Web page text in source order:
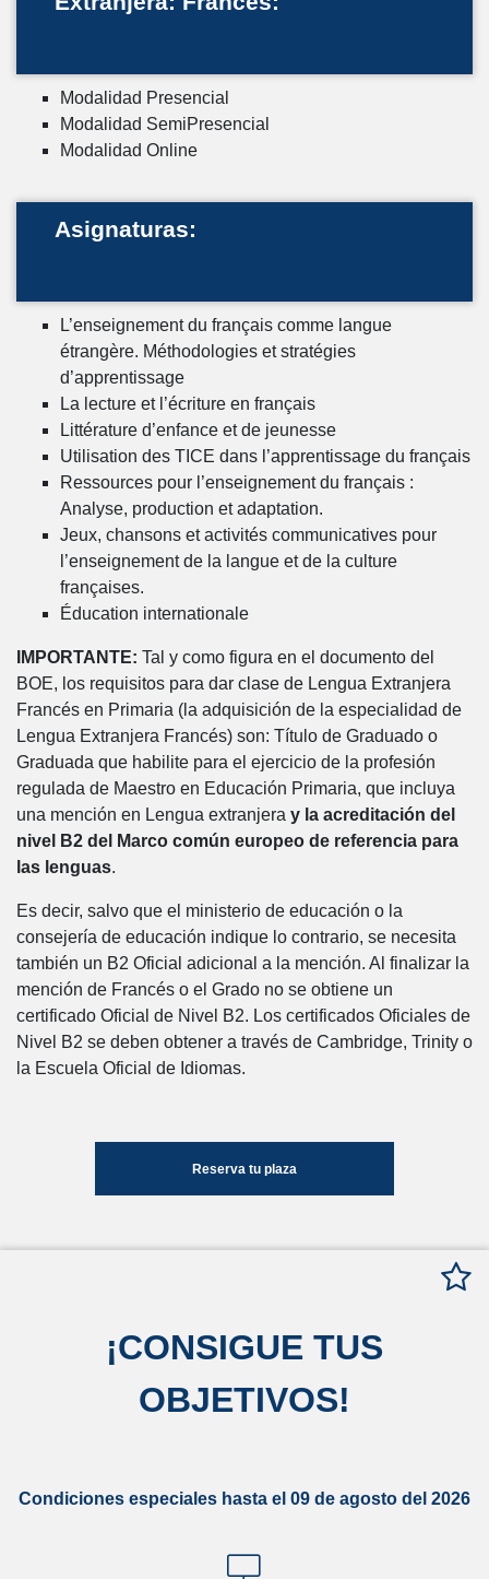
Modalidad Presencial
Modalidad SemiPresencial
Modalidad Online
Asignaturas:
L’enseignement du français comme langue
étrangère. Méthodologies et stratégies
d’apprentissage
La lecture et l’écriture en français
Littérature d’enfance et de jeunesse
Utilisation des TICE dans l’apprentissage du français
Ressources pour l’enseignement du français :
Analyse, production et adaptation.
Jeux, chansons et activités communicatives pour
l’enseignement de la langue et de la culture
françaises.
Éducation internationale
IMPORTANTE: Tal y como figura en el documento del
BOE, los requisitos para dar clase de Lengua Extranjera
Francés en Primaria (la adquisición de la especialidad de
Lengua Extranjera Francés) son: Título de Graduado o
Graduada que habilite para el ejercicio de la profesión
regulada de Maestro en Educación Primaria, que incluya
una mención en Lengua extranjera y la acreditación del
nivel B2 del Marco común europeo de referencia para
las lenguas.
Es decir, salvo que el ministerio de educación o la
consejería de educación indique lo contrario, se necesita
también un B2 Oficial adicional a la mención. Al finalizar la
mención de Francés o el Grado no se obtiene un
certificado Oficial de Nivel B2. Los certificados Oficiales de
Nivel B2 se deben obtener a través de Cambridge, Trinity o
la Escuela Oficial de Idiomas.
Reserva tu plaza
¡CONSIGUE TUS
OBJETIVOS!
Condiciones especiales hasta el 09 de agosto del 2026